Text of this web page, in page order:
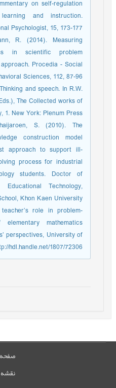
on self-regulation
and instruction.
Psychologist, 15, 173-177.
R. (2014). Measuring
in scientific problem
Procedia - Social
Sciences, 112, 87-96.
and speech. In R.W.
The Collected works of
1. New York: Plenum Press.
S. (2010). The
construction model
approach to support ill-
process for industrial
students. Doctor of
Educational Technology,
Khon Kaen University.
role in problem-
mathematics
perspectives, University of
hdl.handle.net/1807/72306.